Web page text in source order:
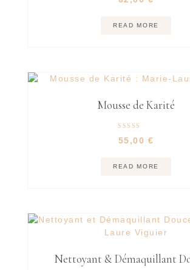
out of 5
READ MORE
Mousse de Karité
5.00
out of 5
55,00 €
READ MORE
Nettoyant & Démaquillant